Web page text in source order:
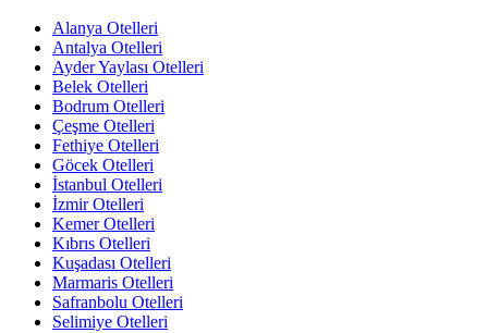
Alanya Otelleri
Antalya Otelleri
Ayder Yaylası Otelleri
Belek Otelleri
Bodrum Otelleri
Çeşme Otelleri
Fethiye Otelleri
Göcek Otelleri
İstanbul Otelleri
İzmir Otelleri
Kemer Otelleri
Kıbrıs Otelleri
Kuşadası Otelleri
Marmaris Otelleri
Safranbolu Otelleri
Selimiye Otelleri